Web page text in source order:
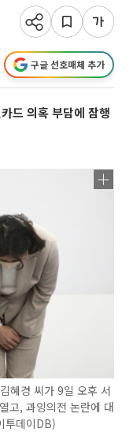
구글 선호매체 추가
드 의혹 부담에 잠행
혜경 씨가 9일 오후 서
고, 과잉의전 논란에 대
투데이DB)